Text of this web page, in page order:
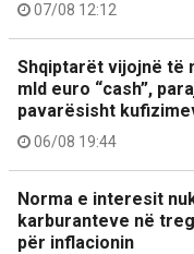
07/08 12:12
Shqiptarët vijojnë të
mld euro “cash”,
pavarësisht
06/08 19:44
Norma e interesit
karburanteve në
për inflacionin